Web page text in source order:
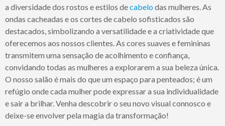
a diversidade dos rostos e estilos decabelodas mulheres. As
ondas cacheadas e os cortes de cabelo sofisticados são
destacados, simbolizando a versatilidade e a criatividade que
oferecemos aos nossos clientes. As cores suaves e femininas
transmitem uma sensação de acolhimento e confiança,
convidando todas as mulheres a explorarem a sua beleza única.
O nosso salão é mais do que um espaço para penteados; é um
refúgio onde cada mulher pode expressar a sua individualidade
e sair a brilhar. Venha descobrir o seu novo visual connosco e
deixe-se envolver pela magia da transformação!